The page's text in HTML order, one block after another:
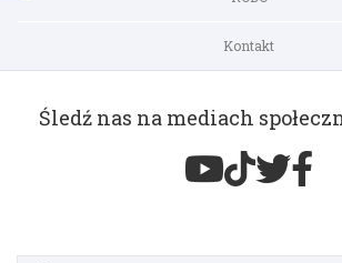
Kontakt
Śledź nas na mediach